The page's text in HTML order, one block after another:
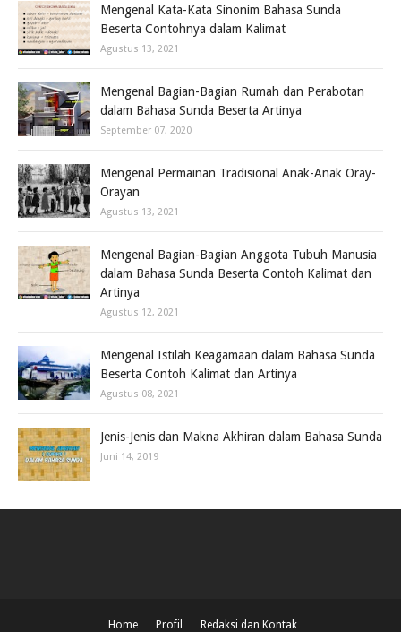
Mengenal Kata-Kata Sinonim Bahasa Sunda
Beserta Contohnya dalam Kalimat
Agustus 13, 2021
Mengenal Bagian-Bagian Rumah dan Perabotan
dalam Bahasa Sunda Beserta Artinya
September 07, 2020
Mengenal Permainan Tradisional Anak-Anak Oray-
Orayan
Agustus 13, 2021
Mengenal Bagian-Bagian Anggota Tubuh Manusia
dalam Bahasa Sunda Beserta Contoh Kalimat dan
Artinya
Agustus 12, 2021
Mengenal Istilah Keagamaan dalam Bahasa Sunda
Beserta Contoh Kalimat dan Artinya
Agustus 08, 2021
Jenis-Jenis dan Makna Akhiran dalam Bahasa Sunda
Juni 14, 2019
Home Profil Redaksi dan Kontak